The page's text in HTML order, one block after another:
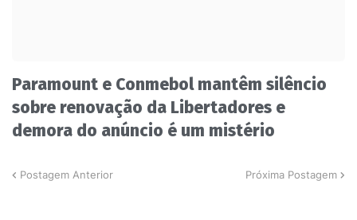
Paramount e Conmebol mantêm silêncio
sobre renovação da Libertadores e
demora do anúncio é um mistério
Postagem Anterior Próxima Postagem